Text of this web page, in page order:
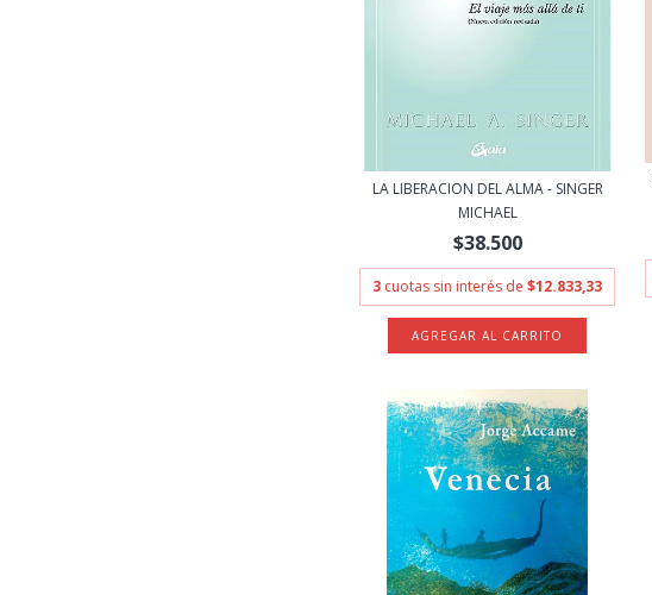
LA LIBERACION DEL ALMA - SINGER
MICHAEL
$38.500
3 cuotas sin interés de$12.833,33